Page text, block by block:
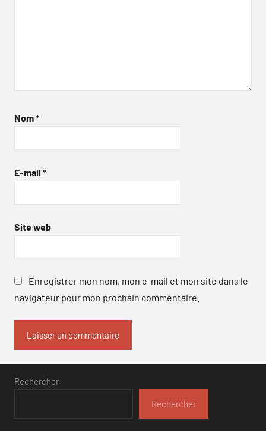
Nom*
E-mail *
Site web
Enregistrer mon nom, mon e-mail et mon site dans le
navigateur pour mon prochain commentaire.
Rechercher
Rechercher